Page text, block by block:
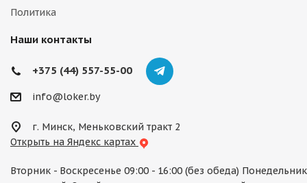
Политика
Наши контакты
+375 (44) 557-55-00
info@loker.by
г. Минск, Меньковский тракт 2
Открыть на Яндекс картах
Вторник - Воскресенье 09:00 - 16:00 (без обеда) Понедельник